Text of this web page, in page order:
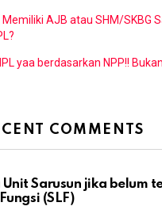
Memiliki AJB atau SHM/SKBG
yaa berdasarkan NPP!!
COMMENTS
Sarusun jika belum
(SLF)